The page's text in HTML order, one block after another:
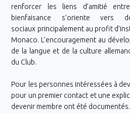
renforcer les liens d’amitié
bienfaisance s’oriente
sociaux principalement au profit
Monaco. L’encouragement au
de la langue et de la culture
du Club.
Pour les personnes intéressées à
pour un premier contact et une
devenir membre ont été documentés.